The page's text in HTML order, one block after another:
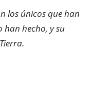
los únicos que han
hecho, y su